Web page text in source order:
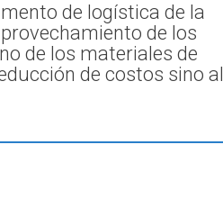
de logística de la
de los
de los materiales de
de costos sino al